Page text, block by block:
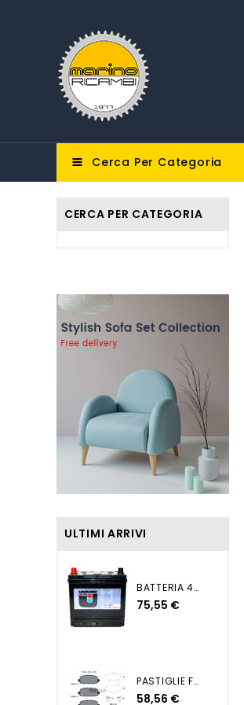
Cerca Per Categoria
CERCA PER CATEGORIA
ULTIMI ARRIVI
BATTERIA 45AH DX+ 270EN...
75,55 €
PASTIGLIE FRENO POSTERIORI...
58,56 €